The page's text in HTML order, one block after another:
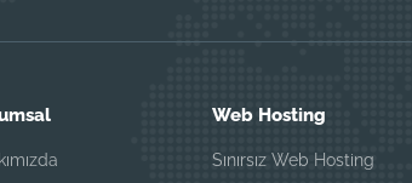
Web Hosting
Sınırsız Web Hosting